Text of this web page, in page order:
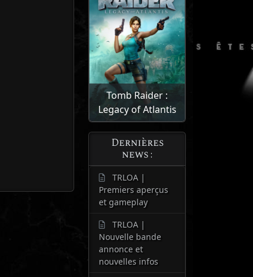
Tomb Raider :
Legacy of Atlantis
Dernières
news :
TRLOA |
Premiers aperçus
et gameplay
TRLOA |
Nouvelle bande
annonce et
nouvelles infos